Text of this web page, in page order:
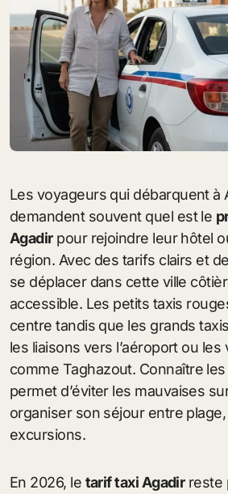
Les voyageurs qui débarquent à Agadir se
demandent souvent quel est le
Agadirpour rejoindre leur hôtel
région. Avec des tarifs clairs et
se déplacer dans cette ville
accessible. Les petits taxis
centre tandis que les grands
les liaisons vers l’aéroport ou les
comme Taghazout. Connaître
permet d’éviter les mauvaises
organiser son séjour entre
excursions.
En 2026, le tarif taxi Agadirreste